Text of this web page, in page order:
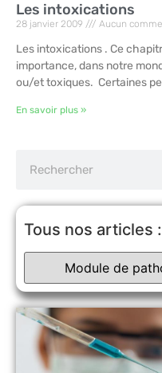
Les intoxications
28 janvier 2009 Aucun
Les intoxications . Ce
importance, dans notre
ou/et toxiques. Certaines
En savoir plus »
Tous nos articles :